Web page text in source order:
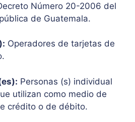
Número 20-2006 del
de Guatemala.
Operadores de tarjetas de
Personas (s) individual
utilizan como medio de
crédito o de débito.